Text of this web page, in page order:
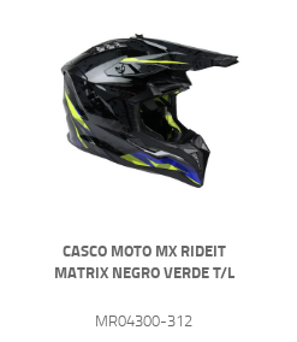
CASCO MOTO MX RIDEIT
MATRIX NEGRO VERDE T/L
MR04300-312